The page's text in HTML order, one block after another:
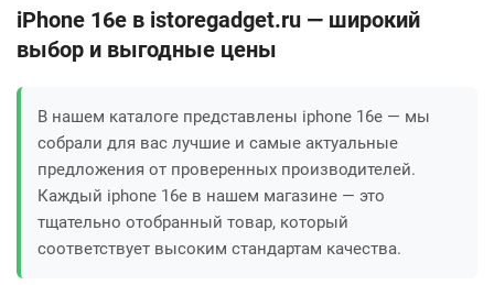
iPhone 16e в istoregadget.ru — широкий
выбор и выгодные цены
В нашем каталоге представлены iphone 16e — мы
собрали для вас лучшие и самые актуальные
предложения от проверенных производителей.
Каждый iphone 16e в нашем магазине — это
тщательно отобранный товар, который
соответствует высоким стандартам качества.